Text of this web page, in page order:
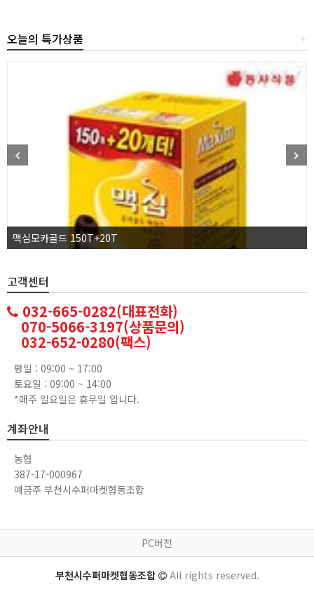
+
오늘의 특가상품
맥심모카골드 150T+20T
고객센터
032-665-0282(대표전화)
070-5066-3197(상품문의)
032-652-0280(팩스)
평일 : 09:00 ~ 17:00
토요일 : 09:00 ~ 14:00
*매주 일요일은 휴무일 입니다.
계좌안내
농협
387-17-000967
예금주 부천시수퍼마켓협동조합
PC버전
부천시수퍼마켓협동조합 All rights reserved.